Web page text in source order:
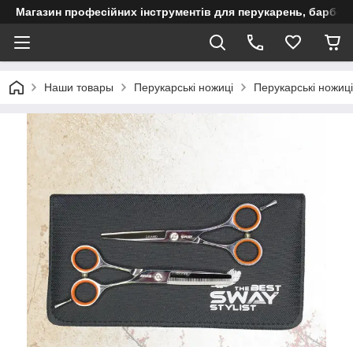
Магазин професійних інструментів для перукарень,
Наши товары Перукарські ножиці Перукарські